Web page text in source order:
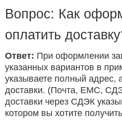
Вопрос: Как
оплатить
Ответ: При оформлении
указанных вариантов в
указываете полный адрес,
доставки. (Почта, ЕМС,
доставки через СДЭК
котором вы хотите